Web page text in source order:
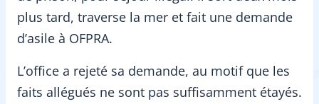
plus tard, traverse la mer et fait une demande
d’asile à OFPRA.
L’office a rejeté sa demande, au motif que les
faits allégués ne sont pas suffisamment étayés.